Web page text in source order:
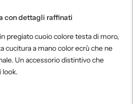
con dettagli raffinati
pregiato cuoio colore testa di moro,
cucitura a mano color ecrù che ne
Un accessorio distintivo che
look.